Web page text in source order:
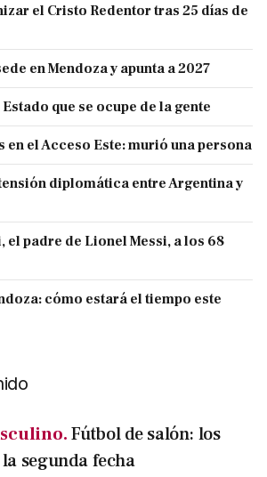
el Cristo Redentor tras 25 días de
en Mendoza y apunta a 2027
que se ocupe de la gente
en el Acceso Este: murió una persona
diplomática entre Argentina y
el padre de Lionel Messi, a los 68
cómo estará el tiempo este
Fútbol de salón: los
segunda fecha